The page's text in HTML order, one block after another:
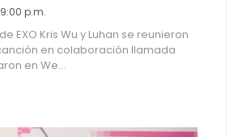
p.m.
EXO Kris Wu y Luhan se reunieron
en colaboración llamada
en We...